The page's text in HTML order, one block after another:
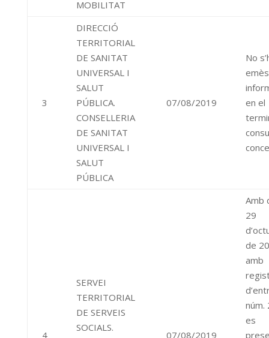
MOBILITAT
3
DIRECCIÓ
TERRITORIAL
DE SANITAT
UNIVERSAL I
SALUT
PÚBLICA.
CONSELLERIA
DE SANITAT
UNIVERSAL I
SALUT
PÚBLICA
07/08/2019
No
emès
en el
4
SERVEI
TERRITORIAL
DE SERVEIS
SOCIALS.
07/08/2019
Amb
29
de
amb
núm.
es